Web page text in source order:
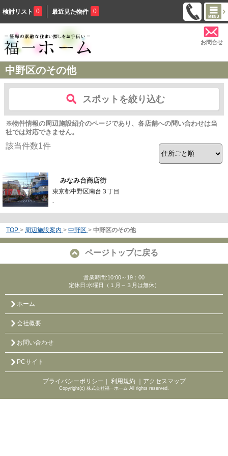
検討リスト 0 最近見た物件 0
お問合せ
中野区のその他
スポットを絞り込む
※物件情報の周辺施設紹介のページであり、各店舗への問い合わせは当
社では対応できません。
該当件数1件
みなみ台商店街
東京都中野区南台３丁目
-
TOP > 周辺施設案内 > 中野区 > 中野区のその他
ページトップに戻る
営業時間:10:00～19：00
定休日:水曜日（１月～３月は無休）
ホーム
会社概要
お問い合わせ
PCサイト
プライバシーポリシー ｜ 利用規約 ｜アクセスマップ
Copyright(c) 株式会社福一ホーム All rights reserved.